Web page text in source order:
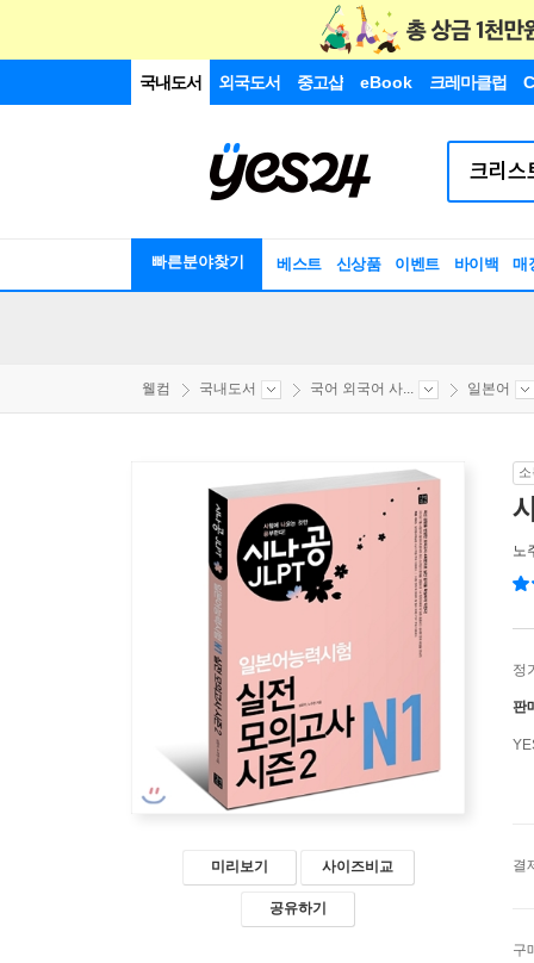
국내도서 외국도서 중고샵 eBook 크레마클럽
빠른분야찾기 베스트 신상품 이벤트 바이백 매
웰컴 국내도서 국어 외국어 사... 일본어
미리보기 사이즈비교
공유하기
노
정
판
결
구